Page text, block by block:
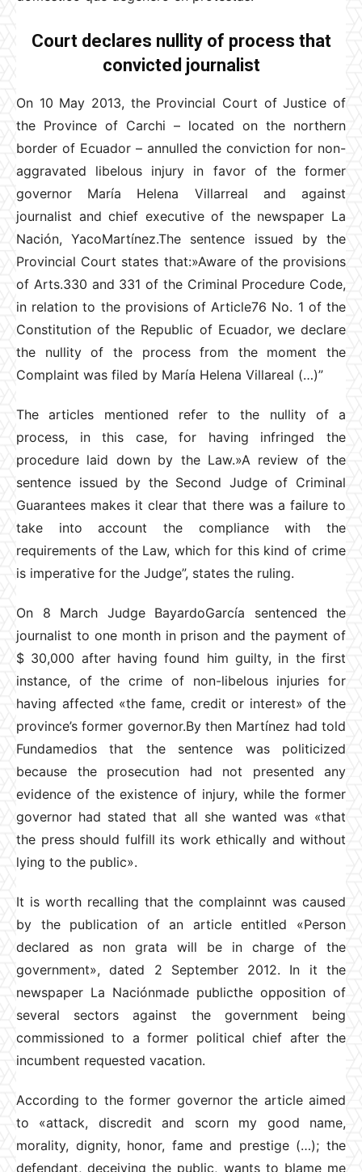
Court declares nullity of process that
convicted journalist
On 10 May 2013, the Provincial Court of Justice of
the Province of Carchi – located on the northern
border of Ecuador – annulled the conviction for non-
aggravated libelous injury in favor of the former
governor María Helena Villarreal and against
journalist and chief executive of the newspaper La
Nación, YacoMartínez.The sentence issued by the
Provincial Court states that:»Aware of the provisions
of Arts.330 and 331 of the Criminal Procedure Code,
in relation to the provisions of Article76 No. 1 of the
Constitution of the Republic of Ecuador, we declare
the nullity of the process from the moment the
Complaint was filed by María Helena Villareal (…)”
The articles mentioned refer to the nullity of a
process, in this case, for having infringed the
procedure laid down by the Law.»A review of the
sentence issued by the Second Judge of Criminal
Guarantees makes it clear that there was a failure to
take into account the compliance with the
requirements of the Law, which for this kind of crime
is imperative for the Judge”, states the ruling.
On 8 March Judge BayardoGarcía sentenced the
journalist to one month in prison and the payment of
$ 30,000 after having found him guilty, in the first
instance, of the crime of non-libelous injuries for
having affected «the fame, credit or interest» of the
province’s former governor.By then Martínez had told
Fundamedios that the sentence was politicized
because the prosecution had not presented any
evidence of the existence of injury, while the former
governor had stated that all she wanted was «that
the press should fulfill its work ethically and without
lying to the public».
It is worth recalling that the complainnt was caused
by the publication of an article entitled «Person
declared as non grata will be in charge of the
government», dated 2 September 2012. In it the
newspaper La Naciónmade publicthe opposition of
several sectors against the government being
commissioned to a former political chief after the
incumbent requested vacation.
According to the former governor the article aimed
to «attack, discredit and scorn my good name,
morality, dignity, honor, fame and prestige (…); the
defendant, deceiving the public, wants to blame me